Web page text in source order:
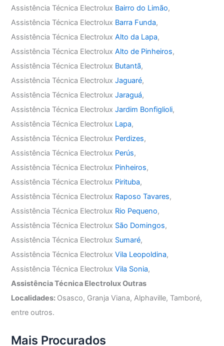
Assistência Técnica Electrolux Bairro do Limão,
Assistência Técnica Electrolux Barra Funda,
Assistência Técnica ElectroluxAlto da Lapa,
Assistência Técnica ElectroluxAlto de Pinheiros,
Assistência Técnica Electrolux Butantã,
Assistência Técnica ElectroluxJaguaré,
Assistência Técnica ElectroluxJaraguá,
Assistência Técnica ElectroluxJardim Bonfiglioli,
Assistência Técnica Electrolux Lapa,
Assistência Técnica Electrolux Perdizes,
Assistência Técnica Electrolux Perús,
Assistência Técnica Electrolux Pinheiros,
Assistência Técnica Electrolux Pirituba,
Assistência Técnica Electrolux Raposo Tavares,
Assistência Técnica Electrolux Rio Pequeno,
Assistência Técnica Electrolux São Domingos,
Assistência Técnica Electrolux Sumaré,
Assistência Técnica ElectroluxVila Leopoldina,
Assistência Técnica ElectroluxVila Sonia,
Assistência Técnica Electrolux Outras
Localidades: Osasco, Granja Viana, Alphaville, Tamboré,
entre outros.
Mais Procurados